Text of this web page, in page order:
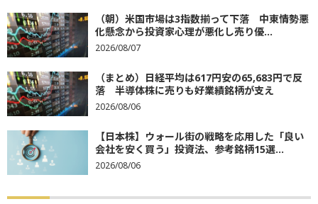
（朝）米国市場は3指数揃って下落 中東情勢悪
化懸念から投資家心理が悪化し売り優...
2026/08/07
（まとめ）日経平均は617円安の65,683円で反
落 半導体株に売りも好業績銘柄が支え
2026/08/06
【日本株】ウォール街の戦略を応用した「良い
会社を安く買う」投資法、参考銘柄15選...
2026/08/06